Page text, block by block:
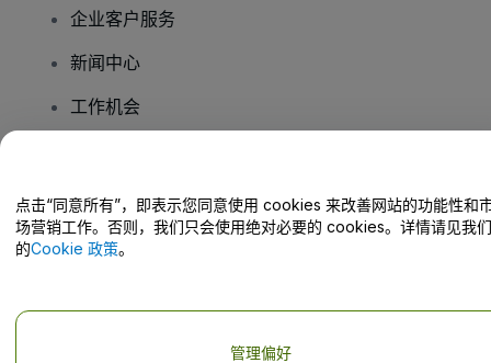
企业客户服务
新闻中心
工作机会
帮助中心 / 联系我们
点击“同意所有”，即表示您同意使用 cookies 来改善网站的功能性和
场营销工作。否则，我们只会使用绝对必要的 cookies。详情请见我们
的Cookie 政策。
管理偏好